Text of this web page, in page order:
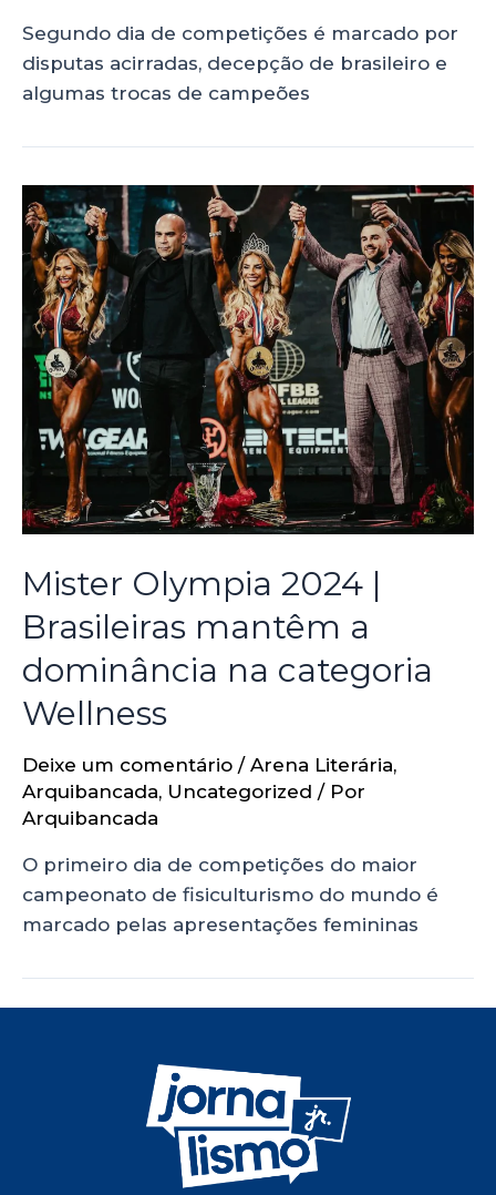
Segundo dia de competições é marcado por
disputas acirradas, decepção de brasileiro e
algumas trocas de campeões
Mister Olympia 2024 |
Brasileiras mantêm a
dominância na categoria
Wellness
Deixe um comentário / Arena Literária,
Arquibancada, Uncategorized / Por
Arquibancada
O primeiro dia de competições do maior
campeonato de fisiculturismo do mundo é
marcado pelas apresentações femininas